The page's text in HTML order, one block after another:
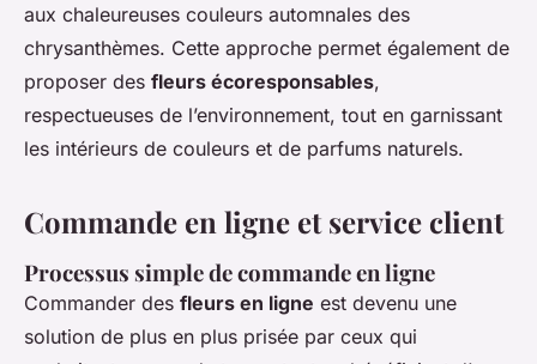
aux chaleureuses couleurs automnales des
chrysanthèmes. Cette approche permet également de
proposer des fleurs écoresponsables,
respectueuses de l’environnement, tout en garnissant
les intérieurs de couleurs et de parfums naturels.
Commande en ligne et service client
Processus simple de commande en ligne
Commander des fleurs en ligne est devenu une
solution de plus en plus prisée par ceux qui